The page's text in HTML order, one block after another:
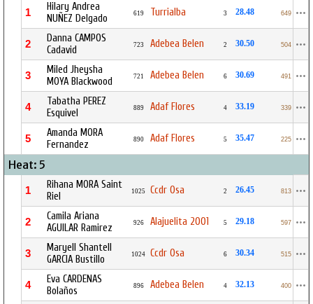
1
Hilary Andrea
NUÑEZ Delgado
619 Turrialba 3 28.48 649
2
Danna CAMPOS
Cadavid
723 Adebea Belen 2 30.50 504
3
Miled Jheysha
MOYA Blackwood
721 Adebea Belen 6 30.69 491
4
Tabatha PEREZ
Esquivel
889 Adaf Flores 4 33.19 339
5
Amanda MORA
Fernandez
890 Adaf Flores 5 35.47 225
Heat: 5
1
Rihana MORA Saint
Riel
1025 Ccdr Osa 2 26.45 813
2
Camila Ariana
AGUILAR Ramirez
926 Alajuelita 2001 5 29.18 597
3
Maryell Shantell
GARCIA Bustillo
1024 Ccdr Osa 6 30.34 515
4
Eva CARDENAS
Bolaños
896 Adebea Belen 4 32.13 400